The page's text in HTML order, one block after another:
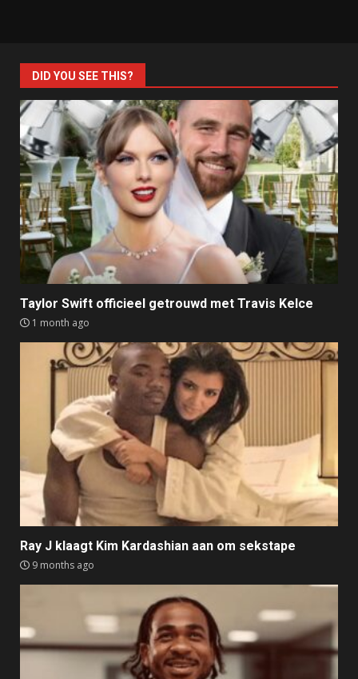
DID YOU SEE THIS?
Taylor Swift officieel getrouwd met Travis Kelce
1 month ago
Ray J klaagt Kim Kardashian aan om sekstape
9 months ago